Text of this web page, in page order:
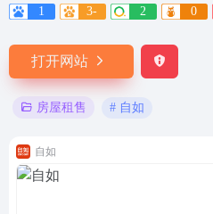
1 3- 2 0
打开网站
房屋租售 # 自如
自如